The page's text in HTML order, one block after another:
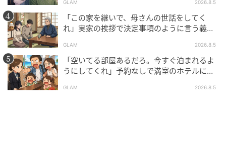
すると、開口一番「え、あのときの人たちだよね？全
然雰囲気違うじゃん！」と言ったのです。
あまりにもあからさまな態度の変化に、私たちは思わ
ず顔を見合わせました。
そんな私たちの様子など気にすることもなく、C男が
GLAM 2026.8.5
「この家を継いで、母さんの世話をしてく
れ」実家の挨拶で決定事項のように言う義
た一言
GLAM 2026.8.5
「空いてる部屋あるだろ。今すぐ泊まれるよ
うにしてくれ」予約なしで満室のホテルに押
一変
GLAM 2026.8.5